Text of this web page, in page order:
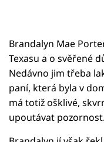
Brandalyn Mae
Texasu a o svěřené
Nedávno jim třeba
paní, která byla v
má totiž ošklivé,
upoutávat pozornost.